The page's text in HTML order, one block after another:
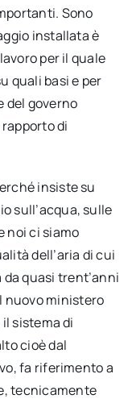
Sono
installata è
per il quale
quali basi e per
del governo
di
insiste su
sull’acqua, sulle
noi ci siamo
dell’aria di cui
quasi trent’anni
nuovo ministero
sistema di
cioè dal
fa riferimento a
tecnicamente